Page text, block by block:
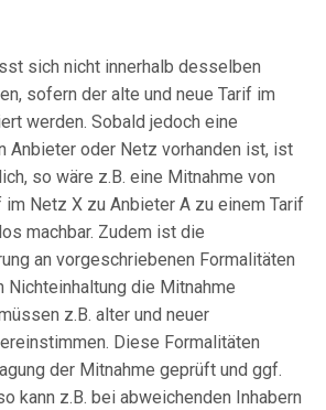
sich nicht innerhalb desselben
sofern der alte und neue Tarif im
werden. Sobald jedoch eine
Anbieter oder Netz vorhanden ist, ist
so wäre z.B. eine Mitnahme von
Netz X zu Anbieter A zu einem Tarif
machbar. Zudem ist die
an vorgeschriebenen Formalitäten
Nichteinhaltung die Mitnahme
z.B. alter und neuer
Diese Formalitäten
der Mitnahme geprüft und ggf.
kann z.B. bei abweichenden Inhabern